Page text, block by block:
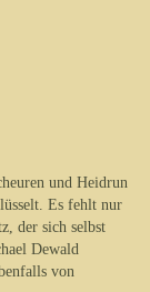
und Heidrun
Es fehlt nur
der sich selbst
Dewald
von